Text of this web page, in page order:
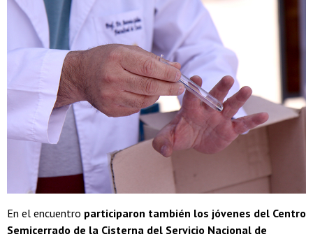
En el encuentro participaron también los jóvenes del Centro
Semicerrado de la Cisterna del Servicio Nacional de